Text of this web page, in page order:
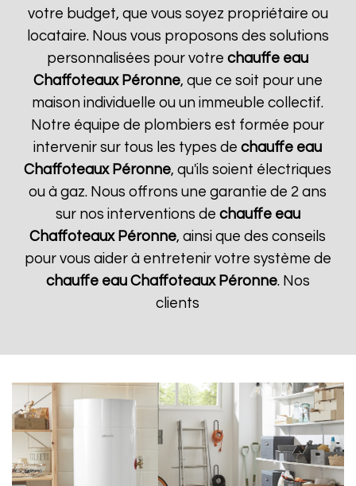
votre budget, que vous soyez propriétaire ou
locataire. Nous vous proposons des solutions
personnalisées pour votrechauffe eau
Chaffoteaux Péronne, que ce soit pour une
maison individuelle ou un immeuble collectif.
Notre équipe de plombiers est formée pour
intervenir sur tous les types dechauffe eau
Chaffoteaux Péronne, qu'ils soient électriques
ou à gaz. Nous offrons une garantie de 2 ans
sur nos interventions de chauffe eau
Chaffoteaux Péronne, ainsi que des conseils
pour vous aider à entretenir votre système de
chauffe eau Chaffoteaux Péronne. Nos
clients